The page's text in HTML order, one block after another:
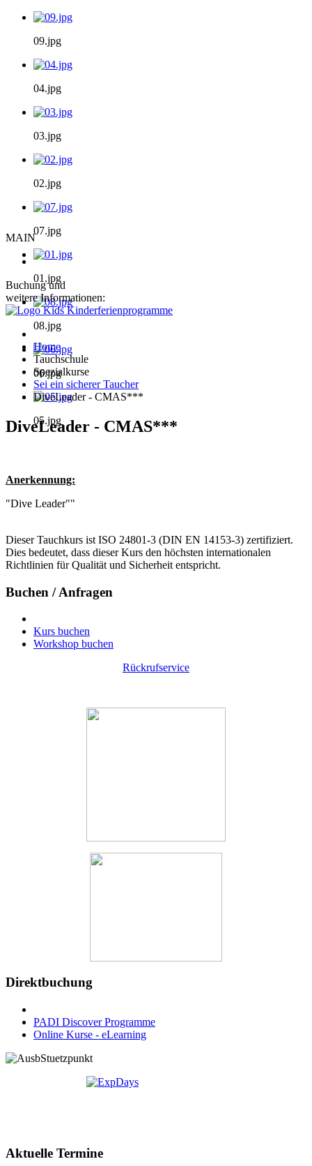
09.jpg
04.jpg
03.jpg
02.jpg
07.jpg
01.jpg
08.jpg
06.jpg
05.jpg
MAIN
Buchung und
weitere Informationen:
Home
Tauchschule
Spezialkurse
Sei ein sicherer Taucher
DiveLeader - CMAS***
DiveLeader - CMAS***
Anerkennung:
"Dive Leader""
Dieser Tauchkurs ist ISO 24801-3 (DIN EN 14153-3) zertifiziert.
Dies bedeutet, dass dieser Kurs den höchsten internationalen
Richtlinien für Qualität und Sicherheit entspricht.
Buchen / Anfragen
Kurs buchen
Workshop buchen
Rückrufservice
Direktbuchung
PADI Discover Programme
Online Kurse - eLearning
Aktuelle Termine